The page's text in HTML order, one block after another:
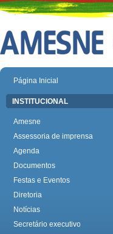
Página Inicial
INSTITUCIONAL
Amesne
Assessoria de imprensa
Agenda
Documentos
Festas e Eventos
Diretoria
Notícias
Secretário executivo